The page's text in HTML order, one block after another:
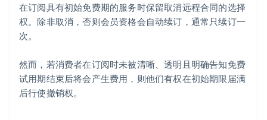
在订阅具有初始免费期的服务时保留取消远程合同的选择
权。除非取消，否则会员资格会自动续订，通常只续订一
次。
然而，若消费者在订阅时未被清晰、透明且明确告知免费
试用期结束后将会产生费用，则他们有权在初始期限届满
后行使撤销权。